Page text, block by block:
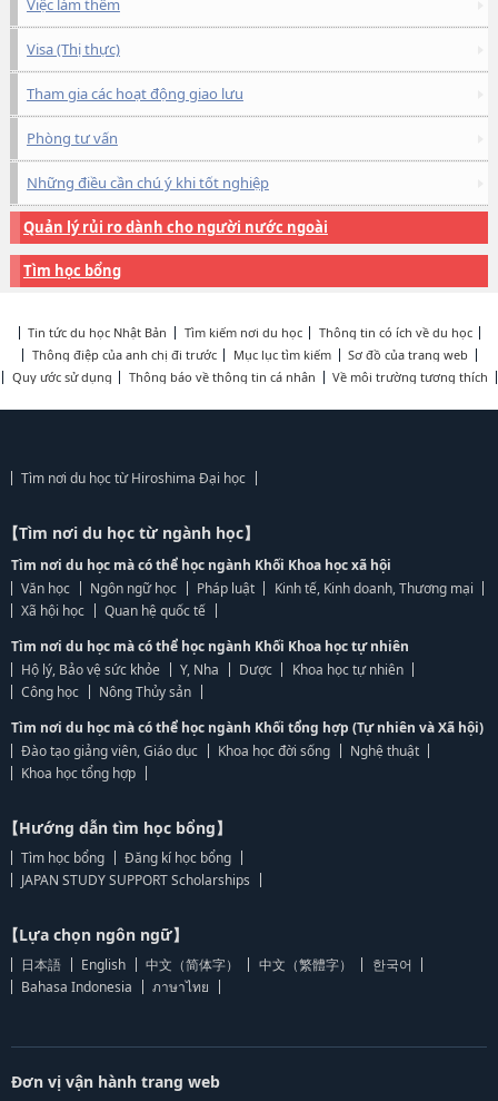
Việc làm thêm
Visa (Thị thực)
Tham gia các hoạt động giao lưu
Phòng tư vấn
Những điều cần chú ý khi tốt nghiệp
Quản lý rủi ro dành cho người nước ngoài
Tìm học bổng
Tin tức du học Nhật Bản Tìm kiếm nơi du học
Thông tin có ích về du học
Thông điệp của anh chị đi trước
Mục lục tìm kiếm
Sơ đồ của trang web
Quy ước sử dụng
Thông báo về thông tin cá nhân Về môi trường tương thích
Tìm nơi du học từ Hiroshima Đại học
【Tìm nơi du học từ ngành học】
Tìm nơi du học mà có thể học ngành Khối Khoa học xã hội
Văn học
Ngôn ngữ học Pháp luật
Kinh tế, Kinh doanh, Thương mại
Xã hội học
Quan hệ quốc tế
Tìm nơi du học mà có thể học ngành Khối Khoa học tự nhiên
Hộ lý, Bảo vệ sức khỏe
Y, Nha Dược
Khoa học tự nhiên
Công học
Nông Thủy sản
Tìm nơi du học mà có thể học ngành Khối tổng hợp (Tự nhiên và Xã hội)
Đào tạo giảng viên, Giáo dục
Khoa học đời sống
Nghệ thuật
Khoa học tổng hợp
【Hướng dẫn tìm học bổng】
Tìm học bổng
Đăng kí học bổng
JAPAN STUDY SUPPORT Scholarships
【Lựa chọn ngôn ngữ】
日本語 English 中文（简体字） 中文（繁體字）
한국어
Bahasa Indonesia
ภาษาไทย
Đơn vị vận hành trang web